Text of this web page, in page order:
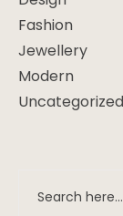
Fashion
Jewellery
Modern
Uncategorized